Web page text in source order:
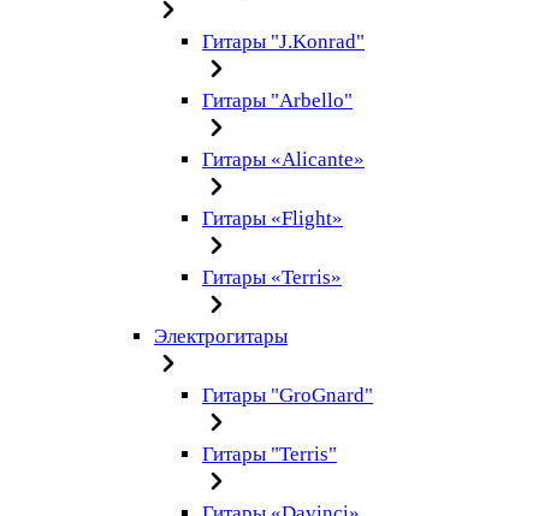
Гитары "J.Konrad"
Гитары "Arbello"
Гитары «Alicante»
Гитары «Flight»
Гитары «Terris»
Электрогитары
Гитары "GroGnard"
Гитары "Terris"